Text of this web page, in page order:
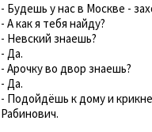
- Будешь у нас в Москве -
- А как я тебя найду?
- Невский знаешь?
- Да.
- Арочку во двор знаешь?
- Да.
- Подойдёшь к дому и
Рабинович.